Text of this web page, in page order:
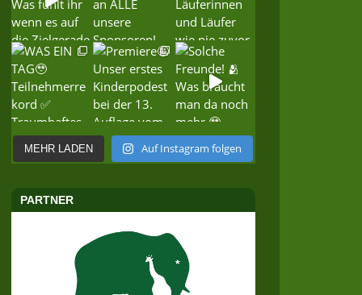
MEHR LADEN Auf Instagram folgen
PARTNER